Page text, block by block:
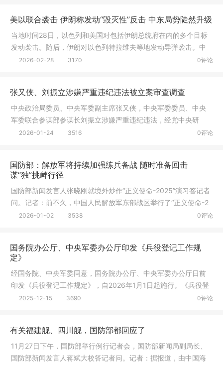
美以联合袭击 伊朗称发动“毁灭性”反击 中东局势陡然升级
当地时间28日，以色列和美国对包括伊朗总统府在内的多个目标
发动袭击。随后，伊朗对以色列特拉维夫等地发动导弹袭击。中
东地区多
0评论
2026-02-28 3170
张又侠、刘振立涉嫌严重违纪违法被立案审查调查
中央政治局委员、中央军委副主席张又侠，中央军委委员、中央
军委联合参谋部参谋长刘振立涉嫌严重违纪违法，经党中央研
究，决定对
0评论
2026-01-24 3516
国防部：解放军将持续加强练兵备战 随时准备回击
谋“独”挑衅行径
国防部新闻发言人张晓刚就境外炒作“正义使命-2025”演习答记者
问。记者：前不久，中国人民解放军东部战区举行了“正义使命-2
025
0评论
2026-01-02 3538
国务院办公厅、中央军委办公厅印发《兵役登记工作规
定》
经国务院、中央军委同意，国务院办公厅、中央军委办公厅日前
印发《兵役登记工作规定》，自2026年1月1日起施行。《兵役登
记工作规
0评论
2025-12-15 3690
有关福建舰、四川舰，国防部都回应了
11月27日下午，国防部举行例行记者会，国防部新闻局副局长、
国防部新闻发言人蒋斌大校答记者问。记者：据报道，由中国海